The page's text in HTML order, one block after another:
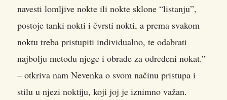
navesti lomljive nokte ili nokte sklone “listanju”,
postoje tanki nokti i čvrsti nokti, a prema svakom
noktu treba pristupiti individualno, te odabrati
najbolju metodu njege i obrade za određeni nokat.”
– otkriva nam Nevenka o svom načinu pristupa i
stilu u njezi noktiju, koji joj je iznimno važan.